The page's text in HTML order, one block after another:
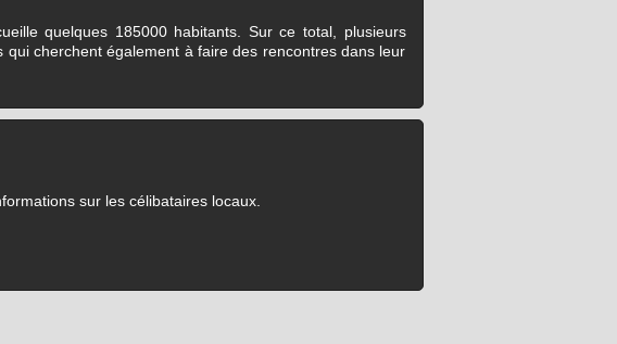
quelques 185000 habitants. Sur ce total, plusieurs
cherchent également à faire des rencontres dans leur
sur les célibataires locaux.